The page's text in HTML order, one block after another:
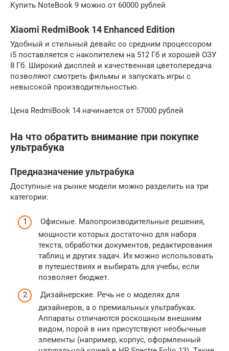
Купить NoteBook 9 можно от 60000 рублей
Xiaomi RedmiBook 14 Enhanced Edition
Удобный и стильный девайс со средним процессором
i5 поставляется с накопителем на 512 Гб и хорошей ОЗУ
8 Гб. Широкий дисплей и качественная цветопередача
позволяют смотреть фильмы и запускать игры с
невысокой производительностью.
Цена RedmiBook 14 начинается от 57000 рублей
На что обратить внимание при покупке
ультрабука
Предназначение ультрабука
Доступные на рынке модели можно разделить на три
категории:
Офисные. Малопроизводительные решения,
мощности которых достаточно для набора
текста, обработки документов, редактирования
таблиц и других задач. Их можно использовать
в путешествиях и выбирать для учебы, если
позволяет бюджет.
Дизайнерские. Речь не о моделях для
дизайнеров, а о премиальных ультрабуках.
Аппараты отличаются роскошным внешним
видом, порой в них присутствуют необычные
элементы (например, корпус, оформленный